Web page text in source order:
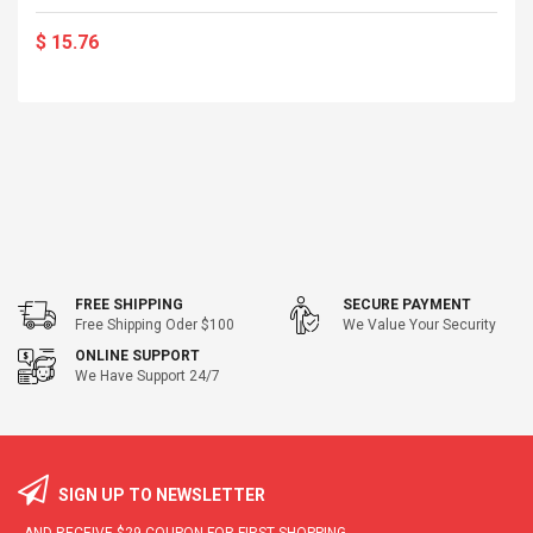
$ 15.76
FREE SHIPPING
Free Shipping Oder $100
SECURE PAYMENT
We Value Your Security
ONLINE SUPPORT
We Have Support 24/7
SIGN UP TO NEWSLETTER